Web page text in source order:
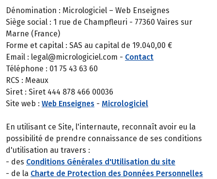
Dénomination : Micrologiciel – Web Enseignes
Siège social : 1 rue de Champfleuri - 77360 Vaires sur
Marne (France)
Forme et capital : SAS au capital de 19.040,00 €
Email : legal@micrologiciel.com - Contact
Téléphone : 01 75 43 63 60
RCS : Meaux
Siret : Siret 444 878 466 00036
Site web : Web Enseignes - Micrologiciel
En utilisant ce Site, l'internaute, reconnaît avoir eu la
possibilité de prendre connaissance de ses conditions
d'utilisation au travers :
- des Conditions Générales d'Utilisation du site
- de la Charte de Protection des Données Personnelles